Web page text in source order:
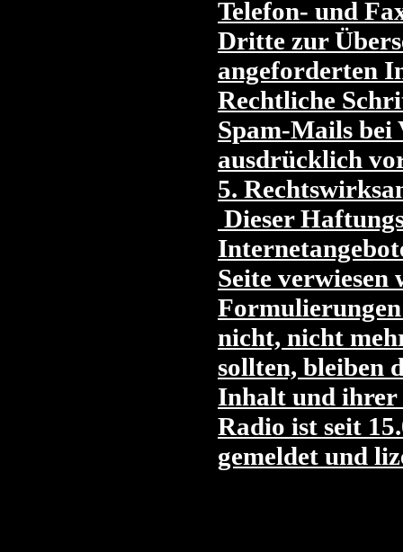
Telefon- und
Dritte zur
angeforderten
Rechtliche
Spam-Mails bei
ausdrücklich
5.
Dieser
Seite verwiesen
Formulierungen
nicht, nicht
sollten, bleiben
Inhalt und
Radio ist seit
gemeldet und